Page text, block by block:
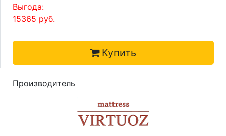
Выгода:
15365 руб.
Купить
Производитель